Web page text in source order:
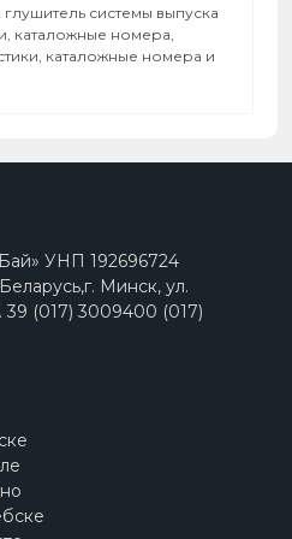
системы выпуска
каталожные номера,
каталожные номера и
УНП 192696724
Минск, ул.
39 (017) 3009400 (017)